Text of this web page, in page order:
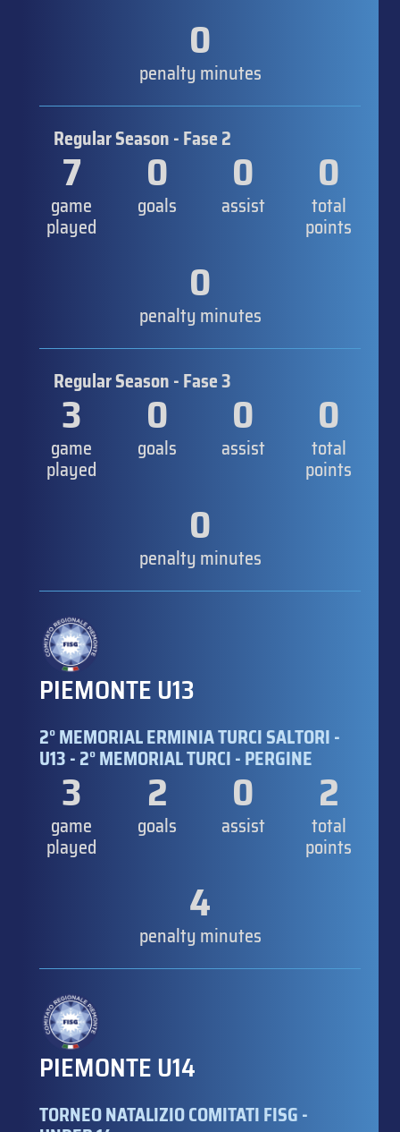
0
penalty minutes
Regular Season - Fase 2
7
game
played
0
goals
0
assist
0
total
points
0
penalty minutes
Regular Season - Fase 3
3
game
played
0
goals
0
assist
0
total
points
0
penalty minutes
PIEMONTE U13
2° MEMORIAL ERMINIA TURCI SALTORI -
U13 - 2° MEMORIAL TURCI - PERGINE
3
game
played
2
goals
0
assist
2
total
points
4
penalty minutes
PIEMONTE U14
TORNEO NATALIZIO COMITATI FISG -